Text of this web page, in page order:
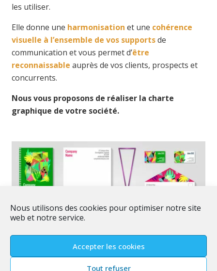
Nous utilisons des cookies pour optimiser notre site
web et notre service.
Accepter les cookies
Tout refuser
les utiliser.
Elle donne une harmonisation et une cohérence
visuelle à l’ensemble de vos supportsde
communication et vous permet d’être
reconnaissable auprès de vos clients, prospects et
concurrents.
Nous vous proposons de réaliser la charte
graphique de votre société.